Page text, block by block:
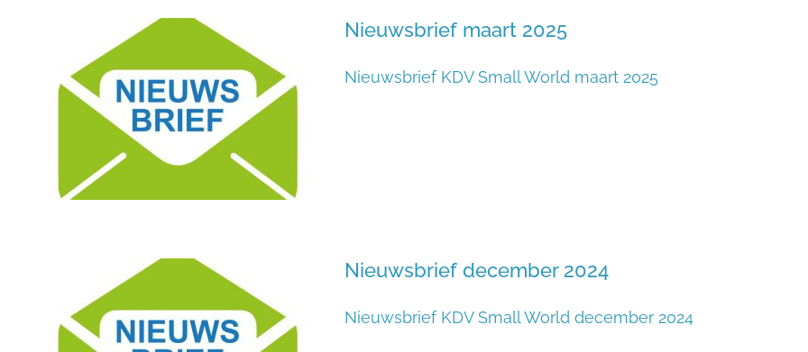
Nieuwsbrief maart 2025
Nieuwsbrief KDV Small World maart 2025
Nieuwsbrief december 2024
Nieuwsbrief KDV Small World december 2024